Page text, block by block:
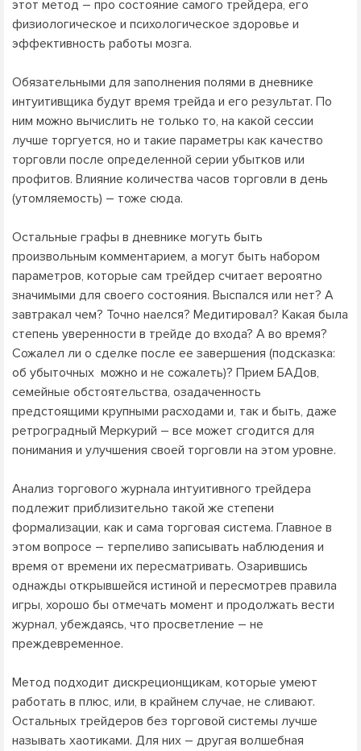
этот метод – про состояние самого трейдера, его
физиологическое и психологическое здоровье и
эффективность работы мозга.
Обязательными для заполнения полями в дневнике
интуитивщика будут время трейда и его результат. По
ним можно вычислить не только то, на какой сессии
лучше торгуется, но и такие параметры как качество
торговли после определенной серии убытков или
профитов. Влияние количества часов торговли в день
(утомляемость) – тоже сюда.
Остальные графы в дневнике могуть быть
произвольным комментарием, а могут быть набором
параметров, которые сам трейдер считает вероятно
значимыми для своего состояния. Выспался или нет? А
завтракал чем? Точно наелся? Медитировал? Какая была
степень уверенности в трейде до входа? А во время?
Сожалел ли о сделке после ее завершения (подсказка:
об убыточных можно и не сожалеть)? Прием БАДов,
семейные обстоятельства, озадаченность
предстоящими крупными расходами и, так и быть, даже
ретроградный Меркурий – все может сгодится для
понимания и улучшения своей торговли на этом уровне.
Анализ торгового журнала интуитивного трейдера
подлежит приблизительно такой же степени
формализации, как и сама торговая система. Главное в
этом вопросе – терпеливо записывать наблюдения и
время от времени их пересматривать. Озарившись
однажды открывшейся истиной и пересмотрев правила
игры, хорошо бы отмечать момент и продолжать вести
журнал, убеждаясь, что просветление – не
преждевременное.
Метод подходит дискреционщикам, которые умеют
работать в плюс, или, в крайнем случае, не сливают.
Остальных трейдеров без торговой системы лучше
называть хаотиками. Для них – другая волшебная